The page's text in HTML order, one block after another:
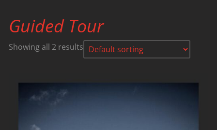
Guided Tour
Showing all 2 results